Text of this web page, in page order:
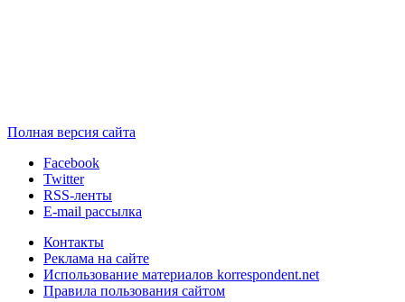
Полная версия сайта
Facebook
Twitter
RSS-ленты
E-mail рассылка
Контакты
Реклама на сайте
Использование материалов korrespondent.net
Правила пользования сайтом